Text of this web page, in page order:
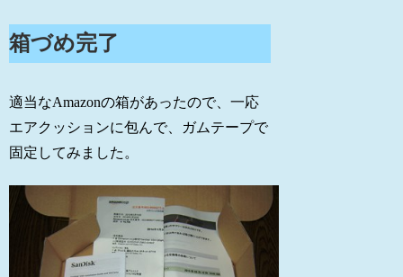
箱づめ完了
適当なAmazonの箱があったので、一応
エアクッションに包んで、ガムテープで
固定してみました。